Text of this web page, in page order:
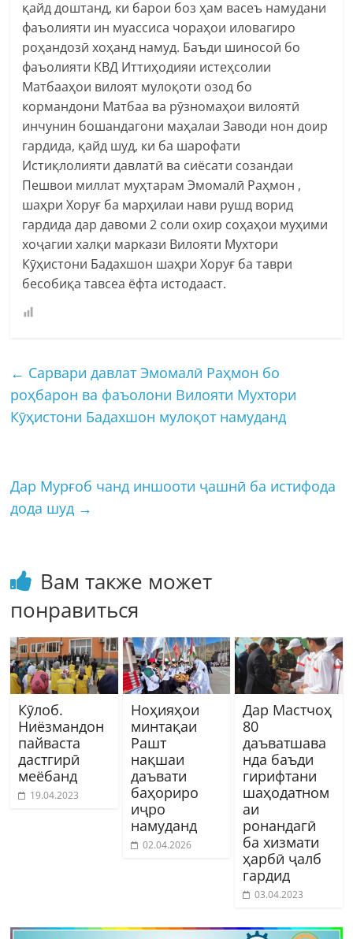
қайд доштанд, ки барои боз ҳам васеъ намудани
фаъолияти ин муассиса чораҳои иловагиро
роҳандозӣ хоҳанд намуд. Баъди шиносоӣ бо
фаъолияти КВД Иттиҳодияи истеҳсолии
Матбааҳои вилоят мулоқоти озод бо
кормандони Матбаа ва рӯзномаҳои вилоятӣ
инчунин бошандагони маҳалаи Заводи нон доир
гардида, қайд шуд, ки ба шарофати
Истиқлолияти давлатӣ ва сиёсати созандаи
Пешвои миллат муҳтарам Эмомалӣ Раҳмон ,
шаҳри Хоруғ ба марҳилаи нави рушд ворид
гардида дар давоми 2 соли охир соҳаҳои муҳими
хоҷагии халқи маркази Вилояти Мухтори
Кӯҳистони Бадахшон шаҳри Хоруғ ба таври
бесобиқа тавсеа ёфта истодааст.
← Сарвари давлат Эмомалӣ Раҳмон бо
роҳбарон ва фаъолони Вилояти Мухтори
Кӯҳистони Бадахшон мулоқот намуданд
Дар Мурғоб чанд иншооти ҷашнӣ ба истифода
дода шуд →
Вам также может
понравиться
Кӯлоб.
Ниёзмандон
пайваста
дастгирӣ
меёбанд
19.04.2023
Ноҳияҳои
минтақаи
Рашт
нақшаи
даъвати
баҳориро
иҷро
намуданд
02.04.2026
Дар Мастчоҳ
80
даъватшава
нда баъди
гирифтани
шаҳодатном
аи
ронандагӣ
ба хизмати
ҳарбӣ ҷалб
гардид
03.04.2023